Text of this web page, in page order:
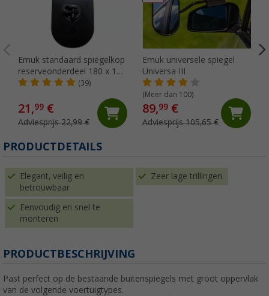
Emuk standaard spiegelkop
reserveonderdeel 180 x 120
mm
(39)
21,99 €
Adviesprijs 22,99 €
Emuk universele spiegel
Universa III
(Meer dan 100)
89,99€
Adviesprijs 105,65 €
PRODUCTDETAILS
Elegant, veilig en
betrouwbaar
Zeer lage trillingen
Eenvoudig en snel te
monteren
PRODUCTBESCHRIJVING
Past perfect op de bestaande buitenspiegels met groot oppervlak
van de volgende voertuigtypes.